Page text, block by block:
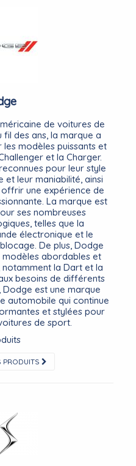
de voitures de
fil des ans, la marque a
modèles puissants et
et la Charger.
pour leur style
et leur maniabilité, ainsi
une expérience de
La marque est
ses nombreuses
telles que la
électronique et le
De plus, Dodge
abordables et
la Dart et la
besoins de différents
Dodge est une marque
automobile qui continue
et stylées pour
de sport.
PRODUITS